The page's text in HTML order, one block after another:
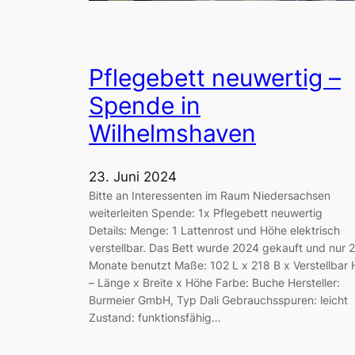
Pflegebett neuwertig –
Spende in
Wilhelmshaven
23. Juni 2024
Bitte an Interessenten im Raum Niedersachsen
weiterleiten Spende: 1x Pflegebett neuwertig
Details: Menge: 1 Lattenrost und Höhe elektrisch
verstellbar. Das Bett wurde 2024 gekauft und nur 2
Monate benutzt Maße: 102 L x 218 B x Verstellbar
– Länge x Breite x Höhe Farbe: Buche Hersteller:
Burmeier GmbH, Typ Dali Gebrauchsspuren: leicht
Zustand: funktionsfähig…